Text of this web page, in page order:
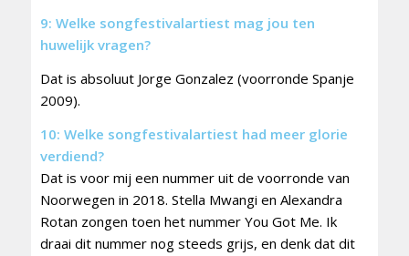
9: Welke songfestivalartiest mag jou ten
huwelijk vragen?
Dat is absoluut Jorge Gonzalez (voorronde Spanje
2009).
10: Welke songfestivalartiest had meer glorie
verdiend?
Dat is voor mij een nummer uit de voorronde van
Noorwegen in 2018. Stella Mwangi en Alexandra
Rotan zongen toen het nummer You Got Me. Ik
draai dit nummer nog steeds grijs, en denk dat dit